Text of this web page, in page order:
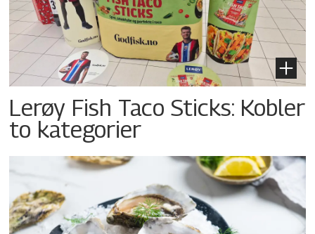
Lerøy Fish Taco Sticks: Kobler
to kategorier